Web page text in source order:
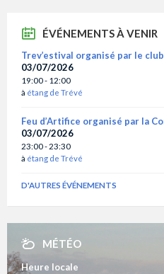
ÉVÉNEMENTS À VENIR
Trev’estival organisé par le
03/07/2026
19:00 - 12:00
à étang de Trévé
Feu d’Artifice organisé par la
03/07/2026
23:00 - 23:30
à étang de Trévé
D'AUTRES ÉVÉNEMENTS
MÉTÉO
Heure locale